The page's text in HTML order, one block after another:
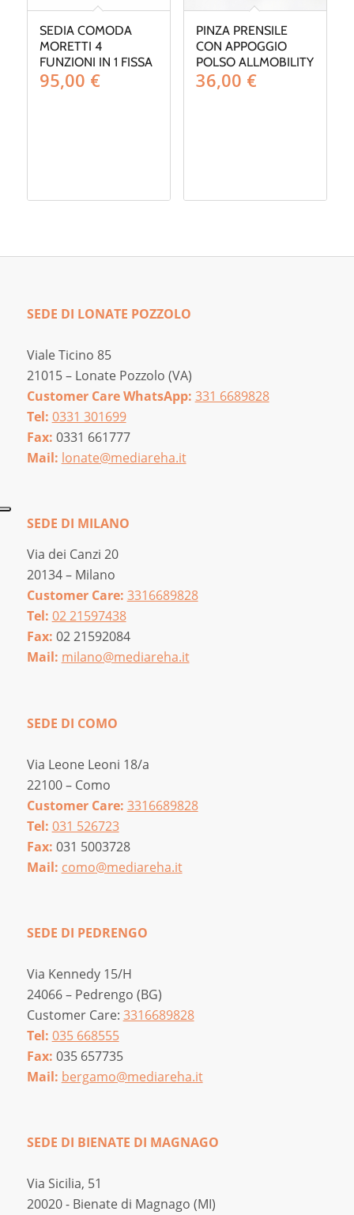
SEDIA COMODA
MORETTI 4
FUNZIONI IN 1 FISSA
95,00 €
PINZA PRENSILE
CON APPOGGIO
POLSO ALLMOBILITY
36,00 €
SEDE DI LONATE POZZOLO
Viale Ticino 85
21015 – Lonate Pozzolo (VA)
Customer Care WhatsApp: 331 6689828
Tel: 0331 301699
Fax: 0331 661777
Mail: lonate@mediareha.it
SEDE DI MILANO
Via dei Canzi 20
20134 – Milano
Customer Care: 3316689828
Tel: 02 21597438
Fax: 02 21592084
Mail: milano@mediareha.it
SEDE DI COMO
Via Leone Leoni 18/a
22100 – Como
Customer Care: 3316689828
Tel: 031 526723
Fax: 031 5003728
Mail: como@mediareha.it
SEDE DI PEDRENGO
Via Kennedy 15/H
24066 – Pedrengo (BG)
Customer Care: 3316689828
Tel: 035 668555
Fax: 035 657735
Mail: bergamo@mediareha.it
SEDE DI BIENATE DI MAGNAGO
Via Sicilia, 51
20020 - Bienate di Magnago (MI)